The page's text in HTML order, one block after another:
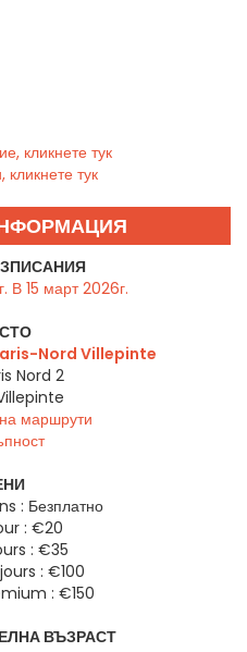
кликнете тук
тук
В 15 март 2026г.
Nord Villepinte
Nord 2
маршрути
: Безплатно
: €20
: €35
: €100
: €150
ВЪЗРАСТ